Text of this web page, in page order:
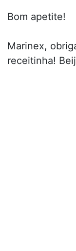
Bom apetite!
Marinex,
receitinha!